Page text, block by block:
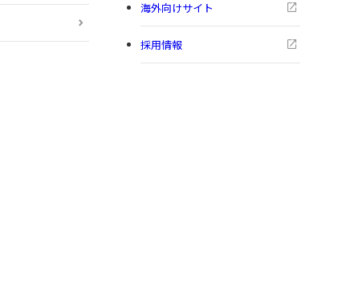
海外向けサイト
採用情報